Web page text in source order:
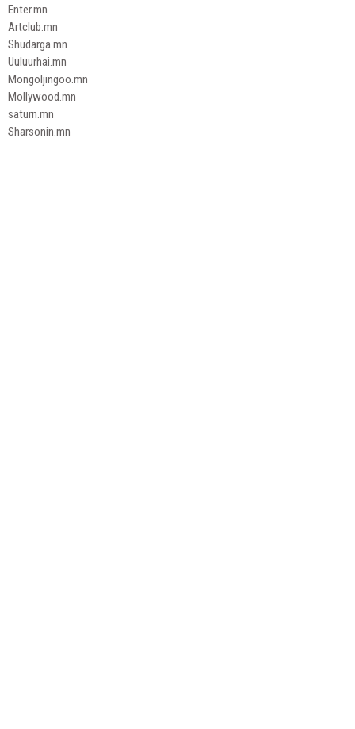
Enter.mn
Artclub.mn
Shudarga.mn
Uuluurhai.mn
Mongoljingoo.mn
Mollywood.mn
saturn.mn
Sharsonin.mn